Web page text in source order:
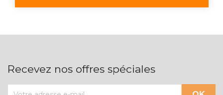
Recevez nos offres spéciales